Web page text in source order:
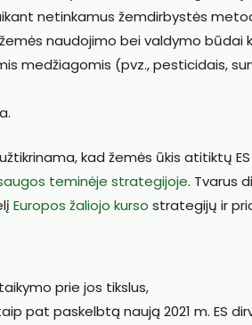
netinkamus žemdirbystės
naudojimo bei valdymo būdai
medžiagomis (pvz., pesticidais,
kad žemės ūkis atitiktų
teminėje strategijoje. Tvarus
Europos žaliojo kurso strategijų ir
prie jos tikslus,
pat paskelbtą naują 2021 m. ES